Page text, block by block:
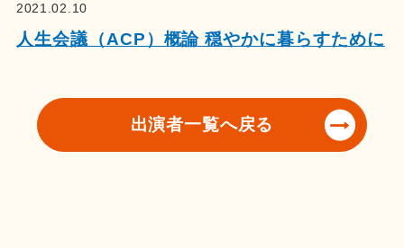
2021.02.10
人生会議（ACP）概論 穏やかに暮らすために
出演者一覧へ戻る